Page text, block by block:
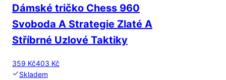
Dámské tričko Chess 960
Svoboda A Strategie Zlaté A
Stříbrné Uzlové Taktiky
359 Kč403 Kč
Skladem